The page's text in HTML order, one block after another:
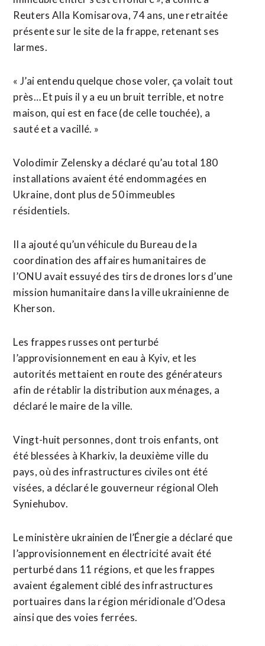
Reuters Alla Komisarova, 74 ans, une retraitée
présente sur le site de la frappe, retenant ses
⁠larmes.
« J’ai entendu ‌quelque chose voler, ça volait tout
près… Et puis il y a eu un bruit terrible, et notre
maison, qui ⁠est en face (de celle touchée), a
sauté et a vacillé. »
Volodimir Zelensky a déclaré qu’au total 180
installations ​avaient été endommagées en ​
Ukraine, dont plus de 50 immeubles
résidentiels.
Il a ajouté qu’un véhicule du Bureau de la
coordination des affaires humanitaires de
l’ONU avait essuyé des tirs de ​drones lors d’une
mission humanitaire dans la ville ukrainienne de
Kherson.
Les frappes russes ont perturbé
l’approvisionnement en eau à Kyiv, et les
autorités mettaient en route des générateurs
afin de rétablir la distribution aux ménages, a
‌déclaré le maire de la ville.
Vingt-huit ​personnes, dont trois enfants, ont
été blessées à Kharkiv, la deuxième ville du
pays, où des infrastructures civiles ont été
visées, a déclaré le gouverneur régional ​Oleh
Syniehubov.
Le ministère ukrainien de l’Énergie a déclaré que
l’approvisionnement en électricité avait été
perturbé dans 11 régions, et que les frappes
avaient également ciblé des infrastructures
portuaires dans la région méridionale d’Odesa
ainsi que des voies ferrées.